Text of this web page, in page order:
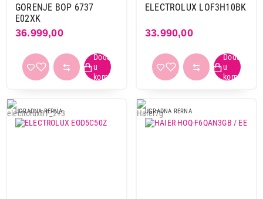
GORENJE BOP 6737
E02XK
36.999,00
ELECTROLUX LOF3H10BK
33.990,00
UGRADNA RERNA UGRADNA RERNA